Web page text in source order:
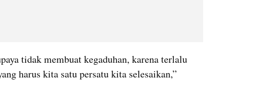
tidak membuat kegaduhan, karena terlalu
harus kita satu persatu kita selesaikan,”